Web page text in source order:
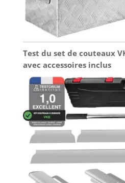
Test du set de couteaux
avec accessoires inclus